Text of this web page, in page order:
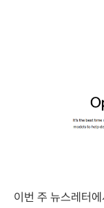
이번 주 뉴스레터